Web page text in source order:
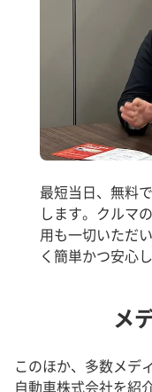
最短当日、無料
します。クルマ
用も一切いただ
く簡単かつ安心
メ
このほか、多数メデ
自動車株式会社を紹